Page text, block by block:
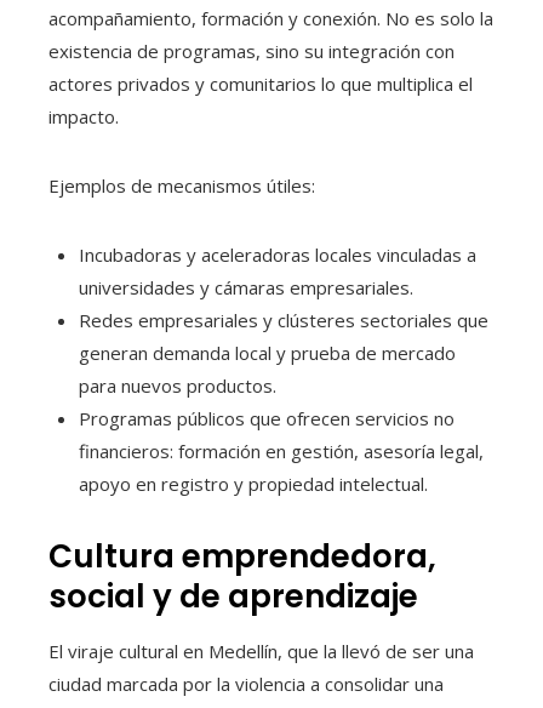
acompañamiento, formación y conexión. No es solo la
existencia de programas, sino su integración con
actores privados y comunitarios lo que multiplica el
impacto.
Ejemplos de mecanismos útiles:
Incubadoras y aceleradoras locales vinculadas a
universidades y cámaras empresariales.
Redes empresariales y clústeres sectoriales que
generan demanda local y prueba de mercado
para nuevos productos.
Programas públicos que ofrecen servicios no
financieros: formación en gestión, asesoría legal,
apoyo en registro y propiedad intelectual.
Cultura emprendedora,
social y de aprendizaje
El viraje cultural en Medellín, que la llevó de ser una
ciudad marcada por la violencia a consolidar una